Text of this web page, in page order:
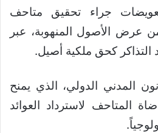
جراء تحقيق متاحف
من عرض الأصول المنهوبة، عبر
كحق ملكية أصيل.
المدني الدولي، الذي يمنح
المتاحف لاسترداد العوائد